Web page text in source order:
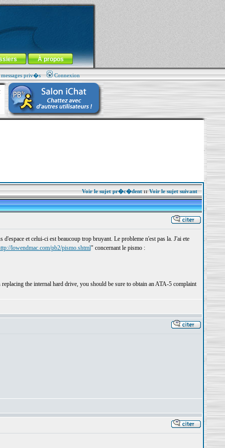
À propos
priv�s Connexion
Voir le sujet pr�c�dent::Voir le sujet suivant
et celui-ci est beaucoup trop bruyant. Le probleme n'est pas la. J'ai ete
lowendmac.com/pb2/pismo.shtml" concernant le pismo :
the internal hard drive, you should be sure to obtain an ATA-5 complaint